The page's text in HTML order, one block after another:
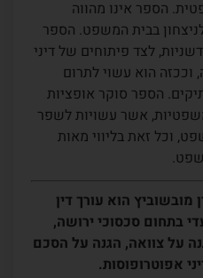
הספר אינו מהווה
בבית המשפט. הספר
לצד פיתוחים של דיני
וככזה הוא עשוי לתרום
הספר סוקר אופציות
אשר עשויות לשפר
וכל זאת בליווי מאות
מובשוביץ הוא עורך דין
בתחום סכסוכי ירושה,
על צוואה, הגנה על הסכם
אפוטרופוסות.